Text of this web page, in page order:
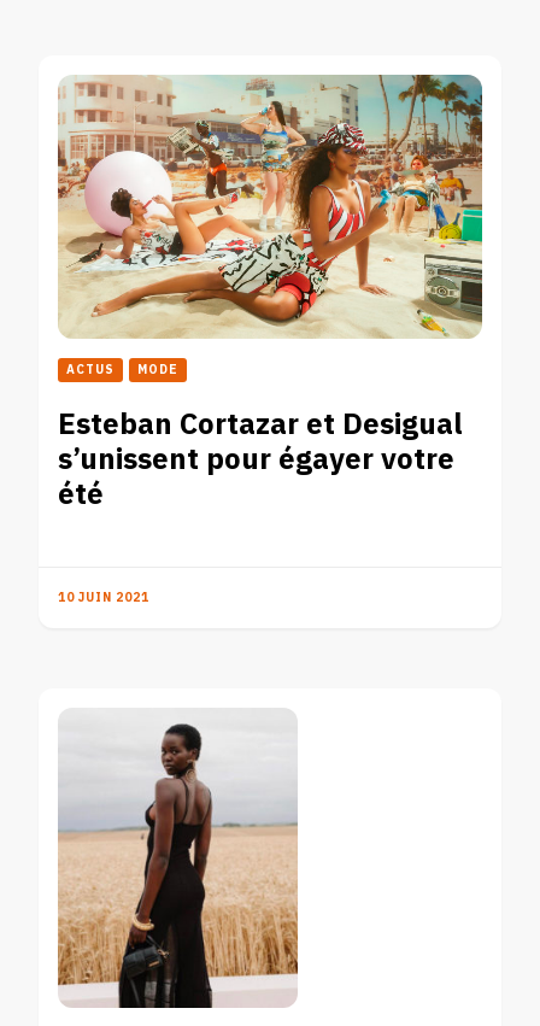
ACTUS MODE
Esteban Cortazar et Desigual
s’unissent pour égayer votre
été
10 JUIN 2021